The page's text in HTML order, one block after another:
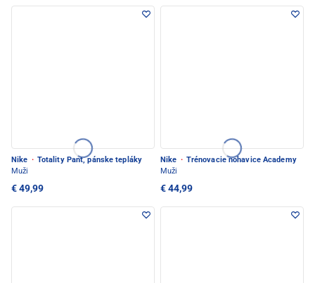
Nike · Totality Pant, pánske tepláky
Muži
€ 49,99
Nike · Trénovacie nohavice Academy
Muži
€ 44,99